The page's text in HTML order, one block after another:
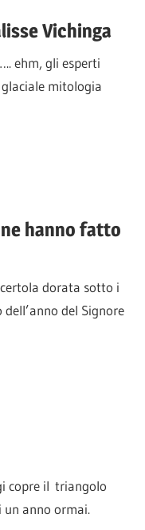
Vichinga
ehm, gli esperti
mitologia
hanno fatto
dorata sotto i
del Signore
copre il triangolo
un anno ormai.